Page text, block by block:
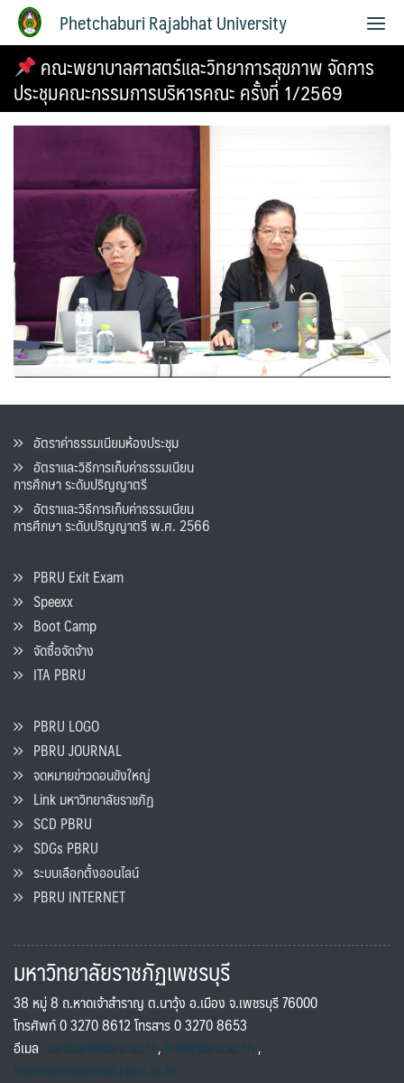
Phetchaburi Rajabhat University
คณะพยาบาลศาสตร์และวิทยาการสุขภาพ จัดการ
ประชุมคณะกรรมการบริหารคณะ ครั้งที่ 1/2569
อัตราค่าธรรมเนียมห้องประชุม
อัตราและวิธีการเก็บค่าธรรมเนียน
การศึกษา ระดับปริญญาตรี
อัตราและวิธีการเก็บค่าธรรมเนียน
การศึกษา ระดับปริญญาตรี พ.ศ. 2566
PBRU Exit Exam
Speexx
Boot Camp
จัดซื้อจัดจ้าง
ITA PBRU
PBRU LOGO
PBRU JOURNAL
จดหมายข่าวดอนขังใหญ่
Link มหาวิทยาลัยราชภัฏ
SCD PBRU
SDGs PBRU
ระบบเลือกตั้งออนไลน์
PBRU INTERNET
มหาวิทยาลัยราชภัฏเพชรบุรี
38 หมู่ 8 ถ.หาดเจ้าสำราญ ต.นาวุ้ง อ.เมือง จ.เพชรบุรี 76000
โทรศัพท์ 0 3270 8612 โทรสาร 0 3270 8653
อีเมล saraban@pbru.ac.th, info@pbru.ac.th,
international@mail.pbru.ac.th